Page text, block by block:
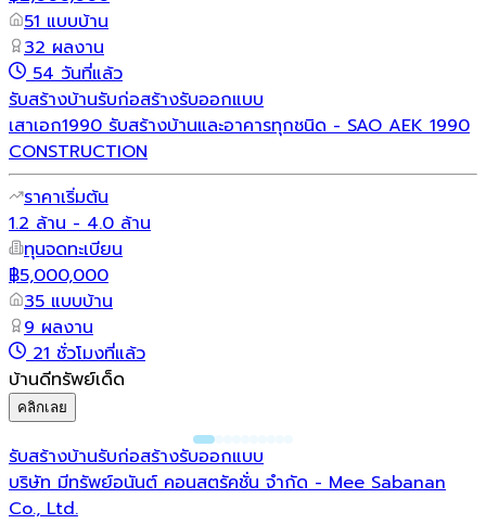
51 แบบบ้าน
32 ผลงาน
54 วันที่แล้ว
รับสร้างบ้านรับก่อสร้างรับออกแบบ
เสาเอก1990 รับสร้างบ้านและอาคารทุกชนิด - SAO AEK 1990
CONSTRUCTION
ราคาเริ่มต้น
1.2 ล้าน - 4.0 ล้าน
ทุนจดทะเบียน
฿5,000,000
35 แบบบ้าน
9 ผลงาน
21 ชั่วโมงที่แล้ว
บ้านดีทรัพย์เด็ด
คลิกเลย
รับสร้างบ้านรับก่อสร้างรับออกแบบ
บริษัท มีทรัพย์อนันต์ คอนสตรัคชั่น จํากัด - Mee Sabanan
Co., Ltd.